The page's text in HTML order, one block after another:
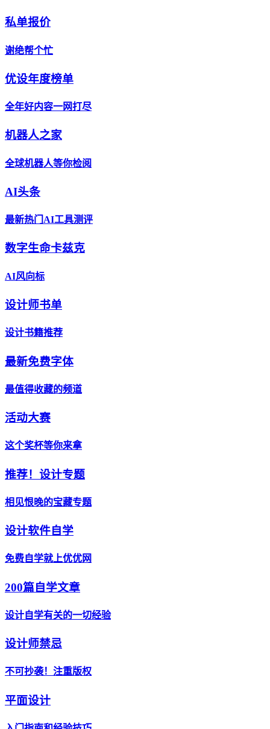
私单报价
谢绝帮个忙
优设年度榜单
全年好内容一网打尽
机器人之家
全球机器人等你检阅
AI头条
最新热门AI工具测评
数字生命卡兹克
AI风向标
设计师书单
设计书籍推荐
最新免费字体
最值得收藏的频道
活动大赛
这个奖杯等你来拿
推荐！设计专题
相见恨晚的宝藏专题
设计软件自学
免费自学就上优优网
200篇自学文章
设计自学有关的一切经验
设计师禁忌
不可抄袭！注重版权
平面设计